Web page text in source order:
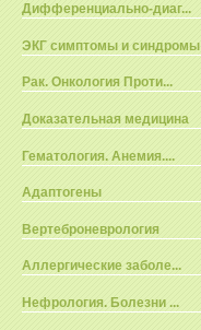
Дифференциально-диаг...
ЭКГ симптомы и синдромы
Рак. Онкология Проти...
Доказательная медицина
Гематология. Анемия....
Адаптогены
Вертеброневрология
Аллергические заболе...
Нефрология. Болезни ...